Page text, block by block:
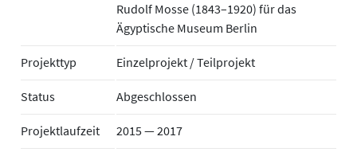
Rudolf Mosse (1843–1920) für das
Ägyptische Museum Berlin
Projekttyp Einzelprojekt / Teilprojekt
Status Abgeschlossen
Projektlaufzeit 2015 — 2017